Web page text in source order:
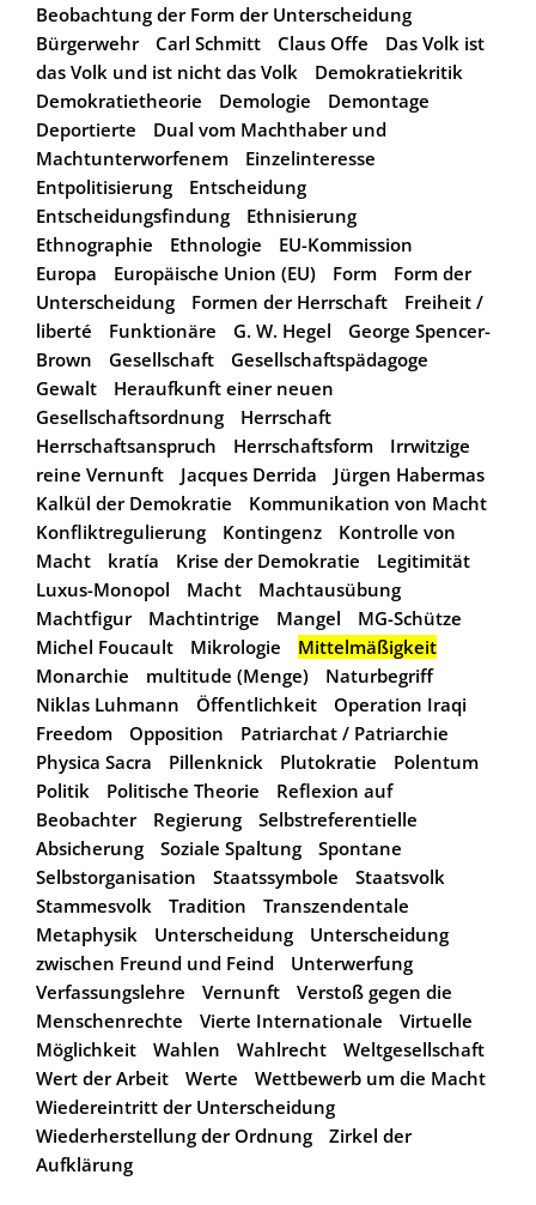
Beobachtung der Form der Unterscheidung
Bürgerwehr
Carl Schmitt Claus Offe
Das Volk ist
das Volk und ist nicht das Volk
Demokratiekritik
Demokratietheorie
Demologie
Demontage
Deportierte
Dual vom Machthaber und
Machtunterworfenem
Einzelinteresse
Entpolitisierung
Entscheidung
Entscheidungsfindung
Ethnisierung
Ethnographie
Ethnologie
EU-Kommission
Europa
Europäische Union (EU) Form
Form der
Unterscheidung
Formen der Herrschaft
Freiheit /
liberté
Funktionäre G. W. Hegel
George Spencer-
Brown
Gesellschaft
Gesellschaftspädagoge
Gewalt
Heraufkunft einer neuen
Gesellschaftsordnung
Herrschaft
Herrschaftsanspruch
Herrschaftsform
Irrwitzige
reine Vernunft
Jacques Derrida
Jürgen Habermas
Kalkül der Demokratie
Kommunikation von Macht
Konfliktregulierung
Kontingenz
Kontrolle von
Macht
kratía Krise der Demokratie
Legitimität
Luxus-Monopol
Macht
Machtausübung
Machtfigur
Machtintrige Mangel
MG-Schütze
Michel Foucault
Mikrologie
Mittelmäßigkeit
Monarchie
multitude (Menge)
Naturbegriff
Niklas Luhmann
Öffentlichkeit
Operation Iraqi
Freedom
Opposition
Patriarchat / Patriarchie
Physica Sacra
Pillenknick Plutokratie
Polentum
Politik
Politische Theorie
Reflexion auf
Beobachter
Regierung
Selbstreferentielle
Absicherung
Soziale Spaltung
Spontane
Selbstorganisation
Staatssymbole
Staatsvolk
Stammesvolk
Tradition
Transzendentale
Metaphysik
Unterscheidung
Unterscheidung
zwischen Freund und Feind
Unterwerfung
Verfassungslehre
Vernunft
Verstoß gegen die
Menschenrechte
Vierte Internationale
Virtuelle
Möglichkeit
Wahlen Wahlrecht
Weltgesellschaft
Wert der Arbeit
Werte
Wettbewerb um die Macht
Wiedereintritt der Unterscheidung
Wiederherstellung der Ordnung
Zirkel der
Aufklärung